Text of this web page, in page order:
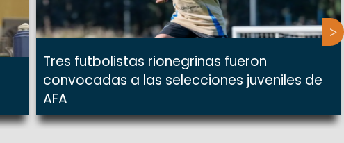
Tres futbolistas rionegrinas fueron
convocadas a las selecciones juveniles de
AFA